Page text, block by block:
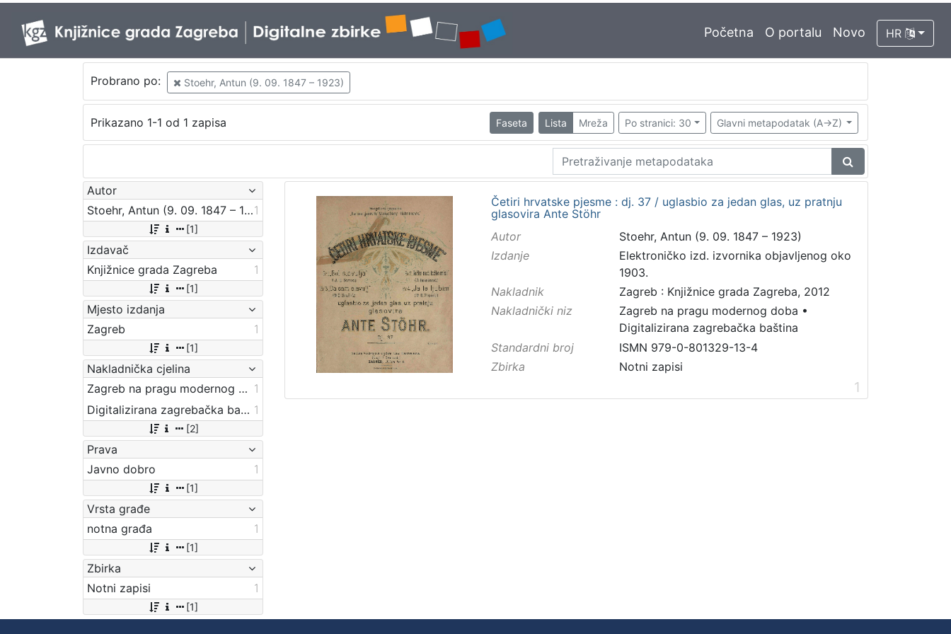
Početna O portalu Novo HR
Probrano po: Stoehr, Antun (9. 09. 1847 – 1923)
Prikazano 1-1 od 1 zapisa Faseta Lista Mreža Po stranici: 30 Glavni metapodatak (A->Z)
Autor
Stoehr, Antun (9. 09. 1847 – 1923)1
[1]
Izdavač
Knjižnice grada Zagreba
1
[1]
Mjesto izdanja
Zagreb
1
[1]
Nakladnička cjelina
Zagreb na pragu modernog doba 1
Digitalizirana zagrebačka baština 1
[2]
Prava
Javno dobro
1
[1]
Vrsta građe
notna građa
1
[1]
Zbirka
Notni zapisi
1
[1]
Četiri hrvatske pjesme : dj. 37 / uglasbio za jedan glas, uz pratnju
glasovira Ante Stöhr
Autor
Stoehr, Antun (9. 09. 1847 – 1923)
Izdanje
Elektroničko izd. izvornika objavljenog oko
1903.
Nakladnik
Zagreb : Knjižnice grada Zagreba, 2012
Nakladnički niz
Zagreb na pragu modernog doba •
Digitalizirana zagrebačka baština
Standardni broj
ISMN 979-0-801329-13-4
Zbirka
Notni zapisi
1